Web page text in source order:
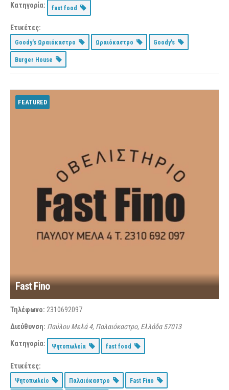
Κατηγορία: fast food
Ετικέτες:
Goody's Ωραιόκαστρο Ωραιόκαστρο Goody's
Burger House
FEATURED
Fast Fino
Τηλέφωνο: 2310692097
Διεύθυνση: Παύλου Μελά 4, Παλαιόκαστρο, Ελλάδα 57013
Κατηγορία: Ψητοπωλεία fast food
Ετικέτες:
Ψητοπωλείο Παλαιόκαστρο Fast Fino